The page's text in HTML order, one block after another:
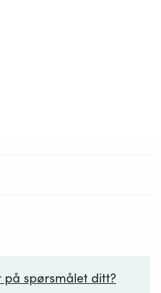
på spørsmålet ditt?